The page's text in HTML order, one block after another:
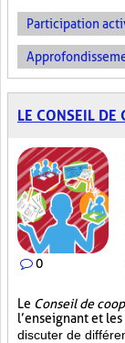
Participation
LE CONSEIL DE
0
Le Conseil de
l’enseignant et
discuter de